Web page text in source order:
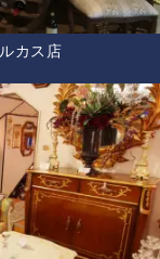
カス店